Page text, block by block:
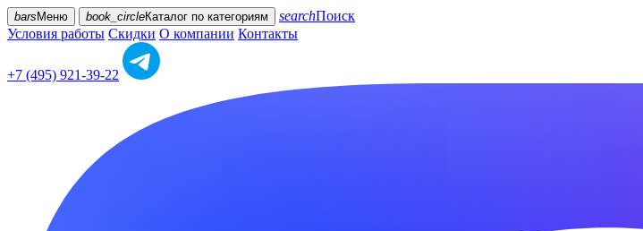
bars Меню book_circleКаталог по категориям searchПоиск
Условия работы Скидки О компании Контакты
+7 (495) 921-39-22